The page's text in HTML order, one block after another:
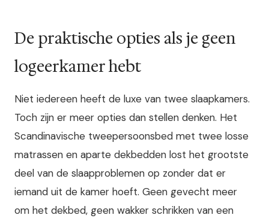
De praktische opties als je geen
logeerkamer hebt
Niet iedereen heeft de luxe van twee slaapkamers.
Toch zijn er meer opties dan stellen denken. Het
Scandinavische tweepersoonsbed met twee losse
matrassen en aparte dekbedden lost het grootste
deel van de slaapproblemen op zonder dat er
iemand uit de kamer hoeft. Geen gevecht meer
om het dekbed, geen wakker schrikken van een